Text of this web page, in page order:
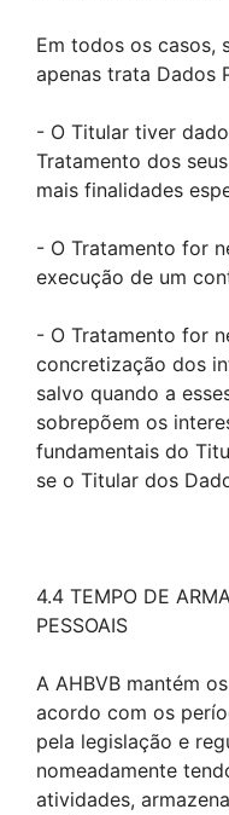
Em todos os casos,
apenas trata Dados
- O Titular tiver
Tratamento dos
mais finalidades
- O Tratamento for
execução de um
- O Tratamento for
concretização dos
salvo quando a
sobrepõem os
fundamentais do
se o Titular dos
4.4 TEMPO DE
PESSOAIS
A AHBVB mantém
acordo com os
pela legislação e
nomeadamente
atividades,